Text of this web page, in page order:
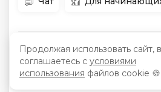
Начало:
в любое
время
Цена:
Продолжая использовать сайт,
соглашаетесь с условиями
использования файлов cookie 🍪